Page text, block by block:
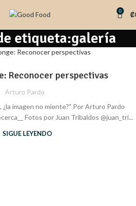
0 ₡
etiqueta:galería
Reconocer perspectivas
Arturo Pardo
¿la imagen no miente?" Por Arturo Pardo
Fotos por Juan Tribaldos @juan_tri...
SIGUE LEYENDO